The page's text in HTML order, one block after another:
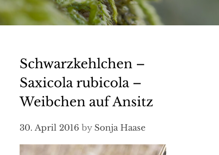
Schwarzkehlchen –
Saxicola rubicola –
Weibchen auf Ansitz
30. April 2016 by Sonja Haase